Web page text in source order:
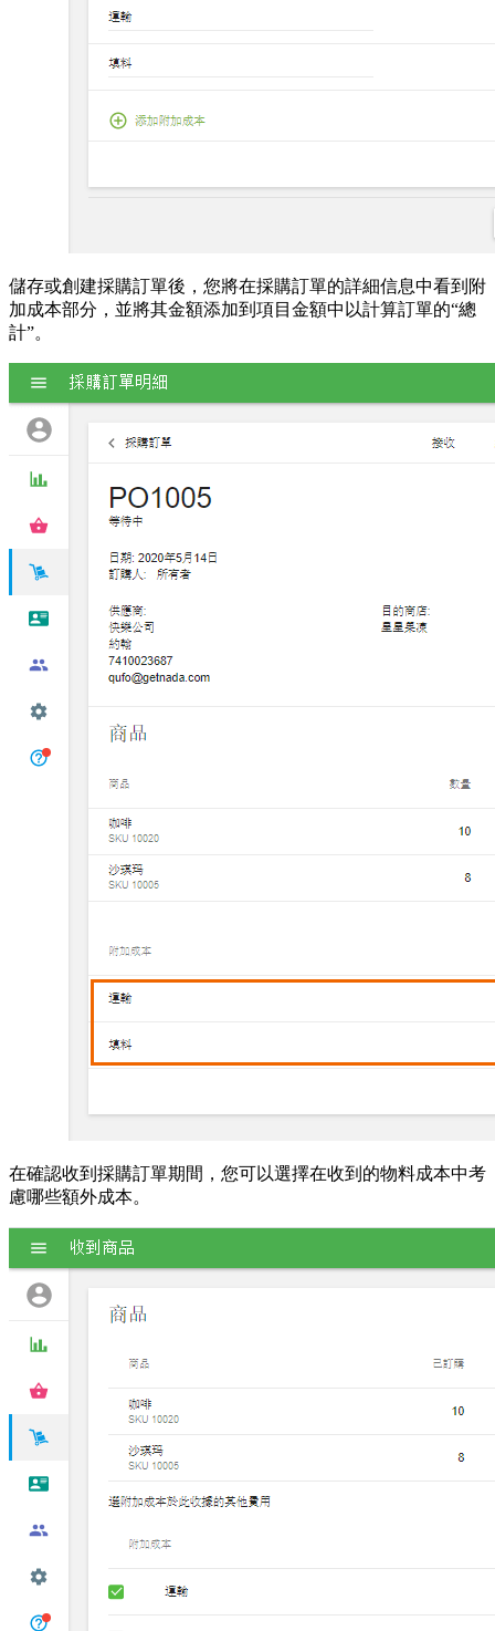
儲存或創建採購訂單後，您將在採購訂單的詳細信息中看到附
加成本部分，並將其金額添加到項目金額中以計算訂單的“總
計”。
在確認收到採購訂單期間，您可以選擇在收到的物料成本中考
慮哪些額外成本。